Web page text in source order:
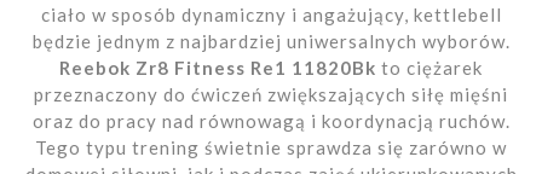
ciało w sposób dynamiczny i angażujący, kettlebell
będzie jednym z najbardziej uniwersalnych wyborów.
Reebok Zr8 Fitness Re1 11820Bk to ciężarek
przeznaczony do ćwiczeń zwiększających siłę mięśni
oraz do pracy nad równowagą i koordynacją ruchów.
Tego typu trening świetnie sprawdza się zarówno w